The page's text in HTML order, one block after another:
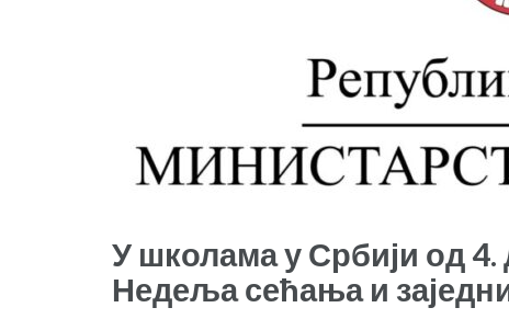
У школама у Србији од 4.
Недеља сећања и